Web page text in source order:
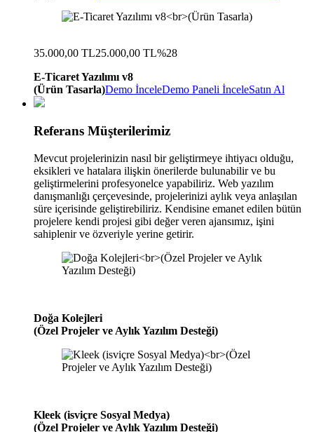
35.000,00 TL25.000,00 TL%28
E-Ticaret Yazılımı v8
(Ürün Tasarla)Demo İnceleDemo Paneli İnceleSatın Al
Referans Müşterilerimiz
Mevcut projelerinizin nasıl bir geliştirmeye ihtiyacı olduğu,
eksikleri ve hatalara ilişkin önerilerde bulunabilir ve bu
geliştirmelerini profesyonelce yapabiliriz. Web yazılım
danışmanlığı çerçevesinde, projelerinizi aylık veya anlaşılan
süre içerisinde geliştirebiliriz. Kendisine emanet edilen bütün
projelere kendi projesi gibi değer veren ajansımız, işini
sahiplenir ve özveriyle yerine getirir.
Doğa Kolejleri
(Özel Projeler ve Aylık Yazılım Desteği)
Kleek (isviçre Sosyal Medya)
(Özel Projeler ve Aylık Yazılım Desteği)